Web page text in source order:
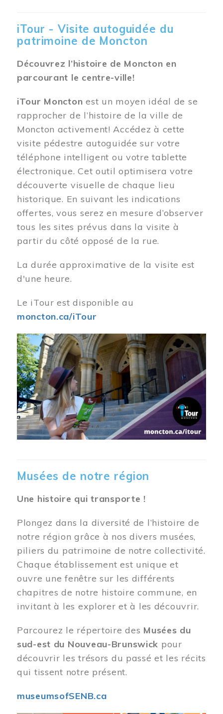
iTour - Visite autoguidée du
patrimoine de Moncton
Découvrez l’histoire de Moncton en
parcourant le centre-ville!
iTour Moncton est un moyen idéal de se
rapprocher de l’histoire de la ville de
Moncton activement! Accédez à cette
visite pédestre autoguidée sur votre
téléphone intelligent ou votre tablette
électronique. Cet outil optimisera votre
découverte visuelle de chaque lieu
historique. En suivant les indications
offertes, vous serez en mesure d’observer
tous les sites prévus dans la visite à
partir du côté opposé de la rue.
La durée approximative de la visite est
d'une heure.
Le iTour est disponible au
moncton.ca/iTour
Musées de notre région
Une histoire qui transporte !
Plongez dans la diversité de l’histoire de
notre région grâce à nos divers musées,
piliers du patrimoine de notre collectivité.
Chaque établissement est unique et
ouvre une fenêtre sur les différents
chapitres de notre histoire commune, en
invitant à les explorer et à les découvrir.
Parcourez le répertoire des Musées du
sud-est du Nouveau-Brunswick pour
découvrir les trésors du passé et les récits
qui tissent notre présent.
museumsofSENB.ca